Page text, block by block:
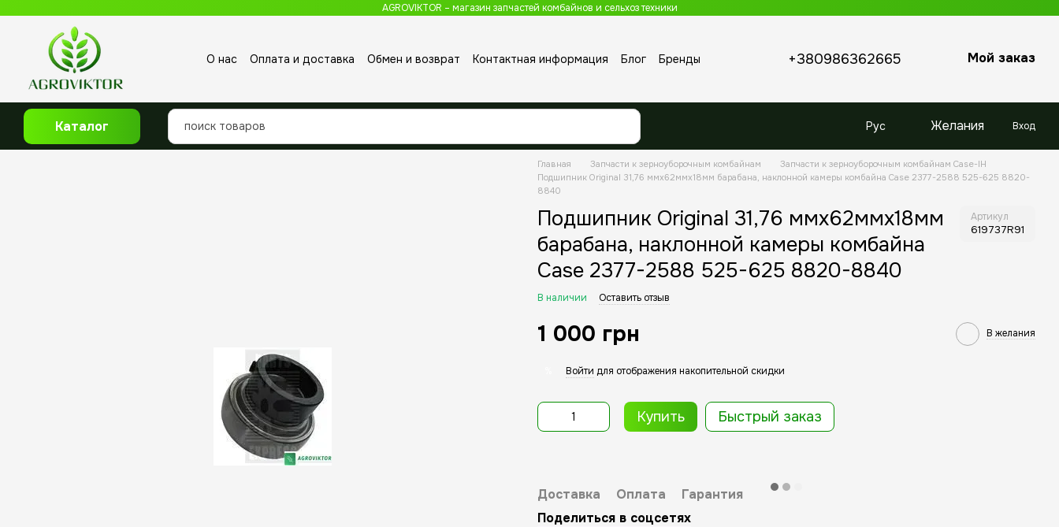
AGROVIKTOR – магазин запчастей комбайнов и сельхоз техники
О нас Оплата и доставка Обмен и возврат Контактная информация Блог
Бренды
+380986362665 Мой заказ
Каталог Рус Желания Вход
Главная Запчасти к зерноуборочным комбайнам
Запчасти к зерноуборочным комбайнам Case-IH
Подшипник Original 31,76 ммx62ммx18мм барабана, наклонной камеры комбайна Case 2377-2588 525-625 8820-
8840
Подшипник Original 31,76 ммx62ммx18мм
барабана, наклонной камеры комбайна
Case 2377-2588 525-625 8820-8840
Артикул
619737R91
В наличии Оставить отзыв
1 000 грн В желания
Войти для отображения накопительной скидки
Купить Быстрый заказ
Доставка Оплата
Гарантия
Поделиться в соцсетях